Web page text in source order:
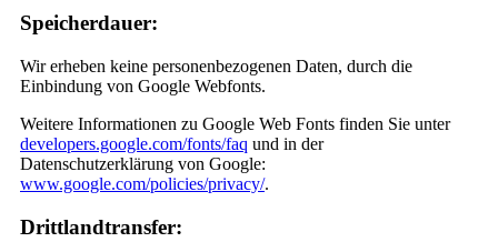
Speicherdauer:
Wir erheben keine personenbezogenen Daten, durch die
Einbindung von Google Webfonts.
Weitere Informationen zu Google Web Fonts finden Sie unter
developers.google.com/fonts/faq und in der
Datenschutzerklärung von Google:
www.google.com/policies/privacy/.
Drittlandtransfer: